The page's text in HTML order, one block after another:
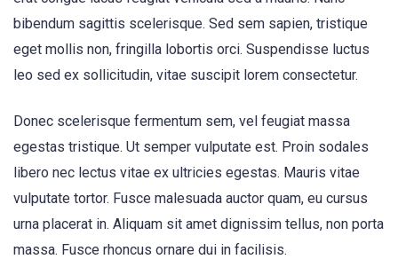
bibendum sagittis scelerisque. Sed sem sapien, tristique
eget mollis non, fringilla lobortis orci. Suspendisse luctus
leo sed ex sollicitudin, vitae suscipit lorem consectetur.
Donec scelerisque fermentum sem, vel feugiat massa
egestas tristique. Ut semper vulputate est. Proin sodales
libero nec lectus vitae ex ultricies egestas. Mauris vitae
vulputate tortor. Fusce malesuada auctor quam, eu cursus
urna placerat in. Aliquam sit amet dignissim tellus, non porta
massa. Fusce rhoncus ornare dui in facilisis.